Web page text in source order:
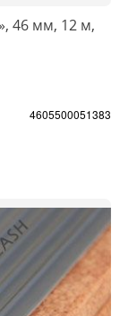
46 мм, 12 м,
4605500051383